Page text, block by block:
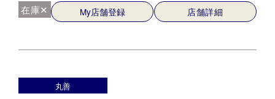
在庫✕ My店舗登録 店舗詳細
丸善